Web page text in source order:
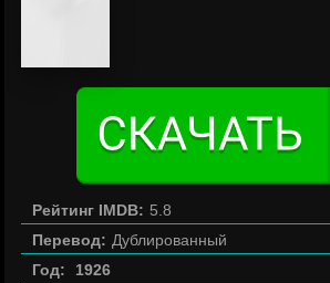
Рейтинг IMDB: 5.8
Перевод: Дублированный
Год:
1926